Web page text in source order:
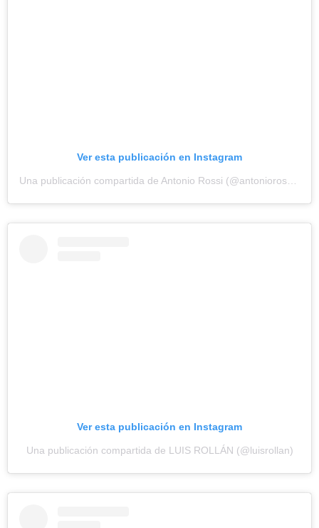
Ver esta publicación en Instagram
Una publicación compartida de Antonio Rossi (@antoniorossi_oficial)
Ver esta publicación en Instagram
Una publicación compartida de LUIS ROLLÁN (@luisrollan)